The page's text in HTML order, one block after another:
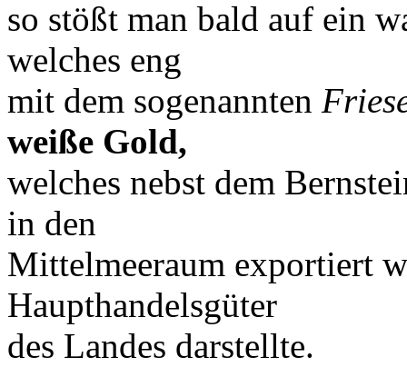
so stößt man bald auf ein
welches eng
mit dem sogenannten
weiße Gold,
welches nebst dem
in den
Mittelmeeraum exportiert
Haupthandelsgüter
des Landes darstellte.